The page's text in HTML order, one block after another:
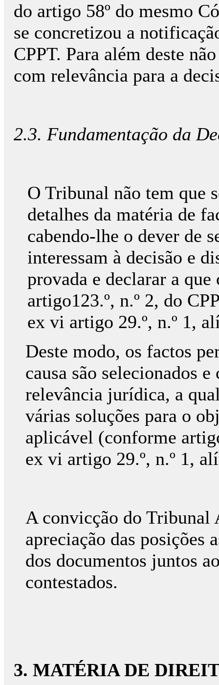
do artigo 58º do mesmo
se concretizou a
CPPT. Para além deste
com relevância para a
2.3. Fundamentação da
O Tribunal não tem que
detalhes da matéria de
cabendo-lhe o dever de
interessam à decisão e
provada e declarar a
artigo123.º, n.º 2, do
ex vi artigo 29.º, n.º 1,
Deste modo, os factos
causa são selecionados
relevância jurídica, a
várias soluções para o
aplicável (conforme
ex vi artigo 29.º, n.º 1,
A convicção do
apreciação das posições
dos documentos juntos
contestados.
3. MATÉRIA DE